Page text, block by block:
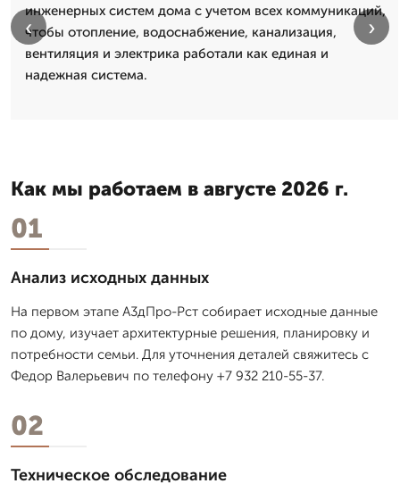
инженерных систем дома с учетом всех коммуникаций,
чтобы отопление, водоснабжение, канализация,
вентиляция и электрика работали как единая и
надежная система.
‹ ›
Как мы работаем в августе 2026 г.
01
Анализ исходных данных
На первом этапе А3дПро-Рст собирает исходные данные
по дому, изучает архитектурные решения, планировку и
потребности семьи. Для уточнения деталей свяжитесь с
Федор Валерьевич по телефону +7 932 210-55-37.
02
Техническое обследование